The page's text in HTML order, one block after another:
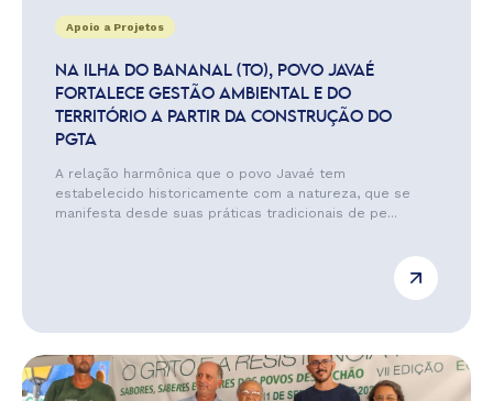
Apoio a Projetos
NA ILHA DO BANANAL (TO), POVO JAVAÉ
FORTALECE GESTÃO AMBIENTAL E DO
TERRITÓRIO A PARTIR DA CONSTRUÇÃO DO
PGTA
A relação harmônica que o povo Javaé tem
estabelecido historicamente com a natureza, que se
manifesta desde suas práticas tradicionais de pe...